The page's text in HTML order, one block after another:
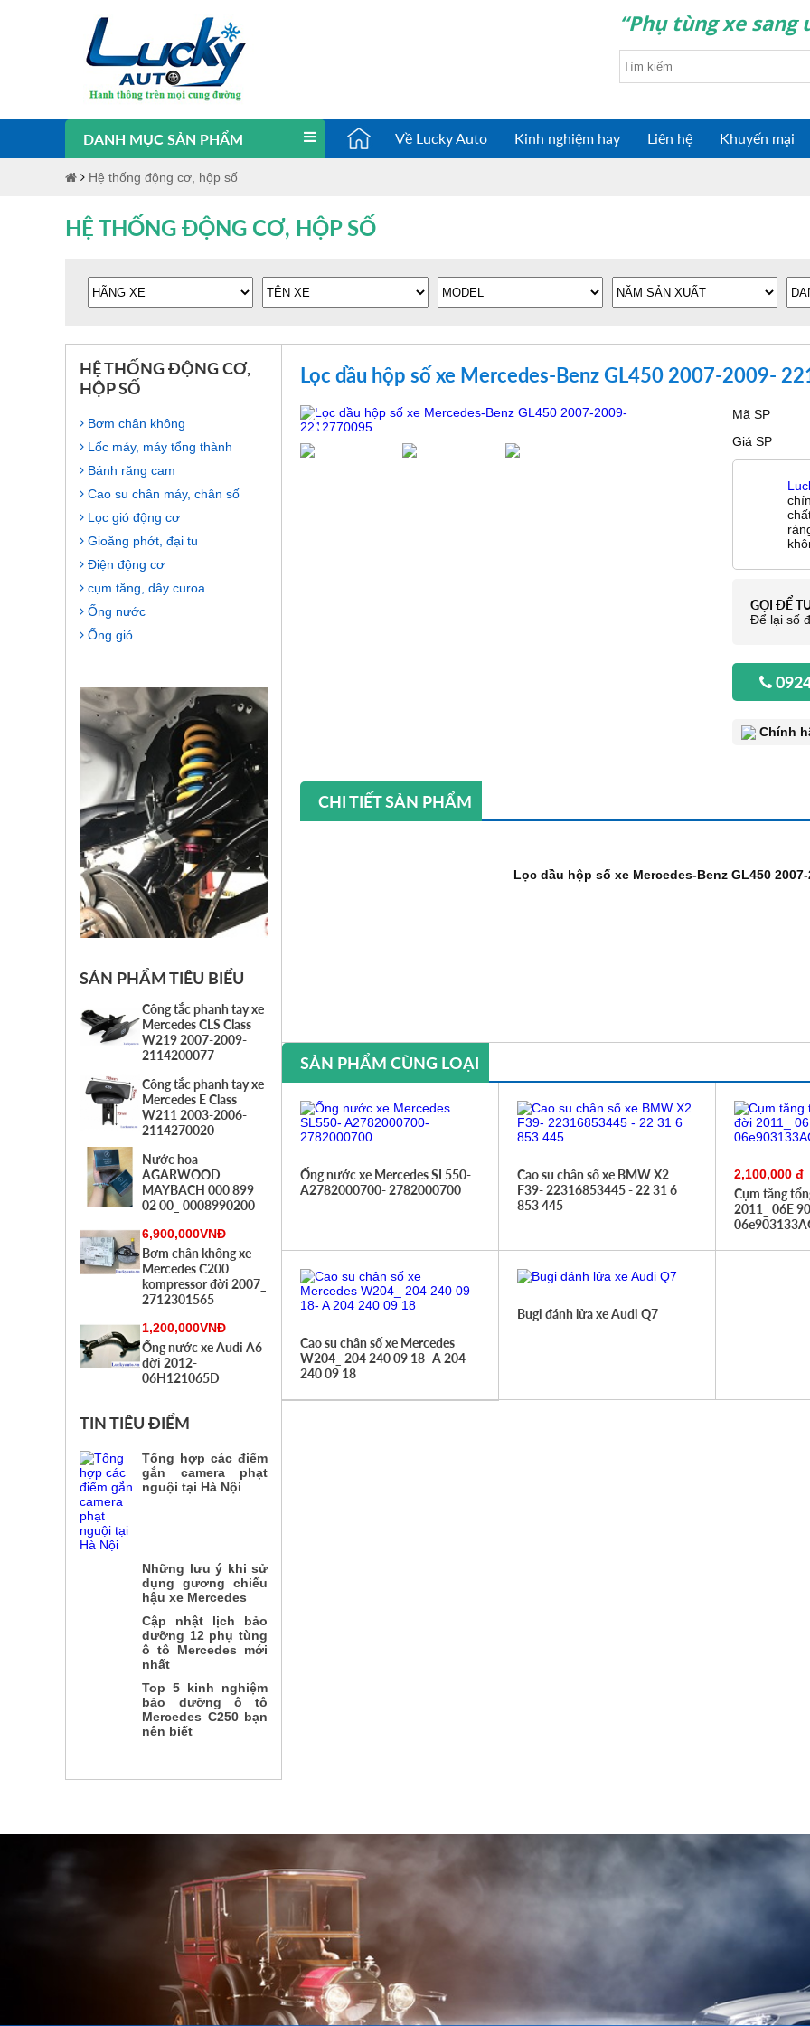
“Phụ tùng xe
Về Lucky Auto Kinh nghiệm hay Liên hệ Khuyến mại
DANH MỤC SẢN PHẨM
Hệ thống động cơ, hộp số
HỆ THỐNG ĐỘNG CƠ, HỘP SỐ
HỆ THỐNG ĐỘNG CƠ,
HỘP SỐ
Bơm chân không
Lốc máy, máy tổng thành
Bánh răng cam
Cao su chân máy, chân số
Lọc gió động cơ
Gioăng phớt, đại tu
Điện động cơ
cụm tăng, dây curoa
Ống nước
Ống gió
SẢN PHẨM TIÊU BIỂU
Công tắc phanh tay xe
Mercedes CLS Class
W219 2007-2009-
2114200077
Công tắc phanh tay xe
Mercedes E Class
W211 2003-2006-
2114270020
Nước hoa
AGARWOOD
MAYBACH 000 899
02 00_ 0008990200
6,900,000VNĐ
Bơm chân không xe
Mercedes C200
kompressor đời 2007_
2712301565
1,200,000VNĐ
Ống nước xe Audi A6
đời 2012-
06H121065D
TIN TIÊU ĐIỂM
Tổng hợp các điểm
gắn camera phạt
nguội tại Hà Nội
Những lưu ý khi sử
dụng gương chiếu
hậu xe Mercedes
Cập nhật lịch bảo
dưỡng 12 phụ tùng
ô tô Mercedes mới
nhất
Top 5 kinh nghiệm
bảo dưỡng ô tô
Mercedes C250 bạn
nên biết
Lọc dầu hộp số xe Mercedes-Benz GL450 2007-2009-
Mã SP
Giá SP
GỌI ĐỂ
Để lại số
Chính
CHI TIẾT SẢN PHẨM
Lọc dầu hộp số xe Mercedes-Benz GL450 2007-
SẢN PHẨM CÙNG LOẠI
Ống nước xe Mercedes SL550-
A2782000700- 2782000700
Cao su chân số xe BMW X2
F39- 22316853445 - 22 31 6
853 445
2,100,000 đ
Cụm tăng
2011_ 06E
Cao su chân số xe Mercedes
W204_ 204 240 09 18- A 204
240 09 18
Bugi đánh lửa xe Audi Q7